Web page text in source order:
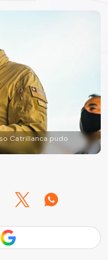
Catrillanca pudo